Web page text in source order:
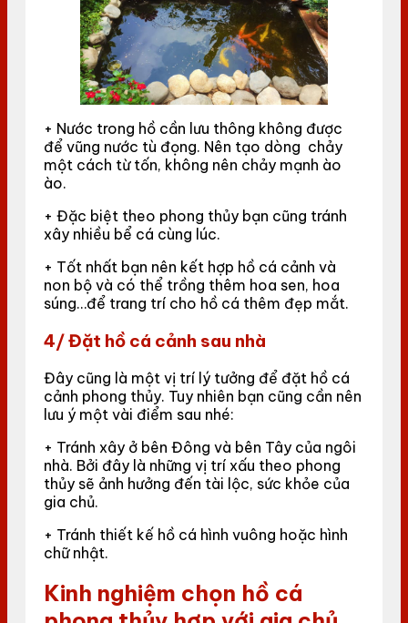
+ Nước trong hồ cần lưu thông không được
để vũng nước tù đọng. Nên tạo dòng chảy
một cách từ tốn, không nên chảy mạnh ào
ào.
+ Đặc biệt theo phong thủy bạn cũng tránh
xây nhiều bể cá cùng lúc.
+ Tốt nhất bạn nên kết hợp hồ cá cảnh và
non bộ và có thể trồng thêm hoa sen, hoa
súng…để trang trí cho hồ cá thêm đẹp mắt.
4/ Đặt hồ cá cảnh sau nhà
Đây cũng là một vị trí lý tưởng để đặt hồ cá
cảnh phong thủy. Tuy nhiên bạn cũng cần nên
lưu ý một vài điểm sau nhé:
+ Tránh xây ở bên Đông và bên Tây của ngôi
nhà. Bởi đây là những vị trí xấu theo phong
thủy sẽ ảnh hưởng đến tài lộc, sức khỏe của
gia chủ.
+ Tránh thiết kế hồ cá hình vuông hoặc hình
chữ nhật.
Kinh nghiệm chọn hồ cá